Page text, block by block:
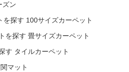
ズン
100サイズカーペット
畳サイズカーペット
タイルカーペット
マット